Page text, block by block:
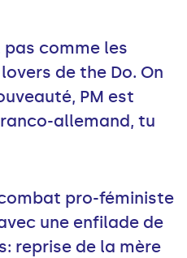
pas comme les
de the Do. On
PM est
allemand, tu
pro-féministe
une enfilade de
reprise de la mère